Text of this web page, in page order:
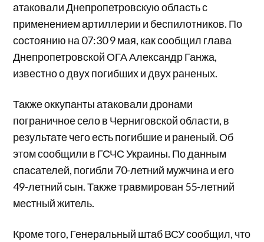
атаковали Днепропетровскую область с
применением артиллерии и беспилотников. По
состоянию на 07:30 9 мая, как сообщил глава
Днепропетровской ОГА Александр Ганжа,
известно о двух погибших и двух раненых.
Также оккупантыатаковали дронами
пограничное село в Черниговской области, в
результате чего есть погибшие и раненый. Об
этом сообщили в ГСЧС Украины. По данным
спасателей, погибли 70-летний мужчина и его
49-летний сын. Также травмирован 55-летний
местный житель.
Кроме того, Генеральный штаб ВСУ сообщил, что